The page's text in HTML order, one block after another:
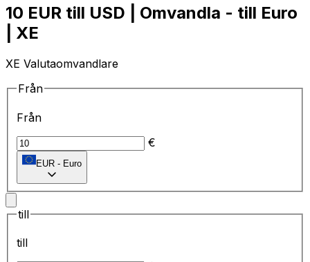
10 EUR till USD | Omvandla - till Euro
| XE
XE Valutaomvandlare
Från
Från
€
EUR - Euro
till
till